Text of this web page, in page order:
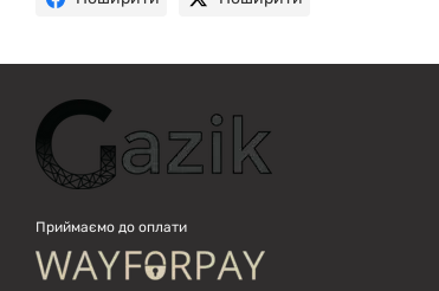
Приймаємо до оплати